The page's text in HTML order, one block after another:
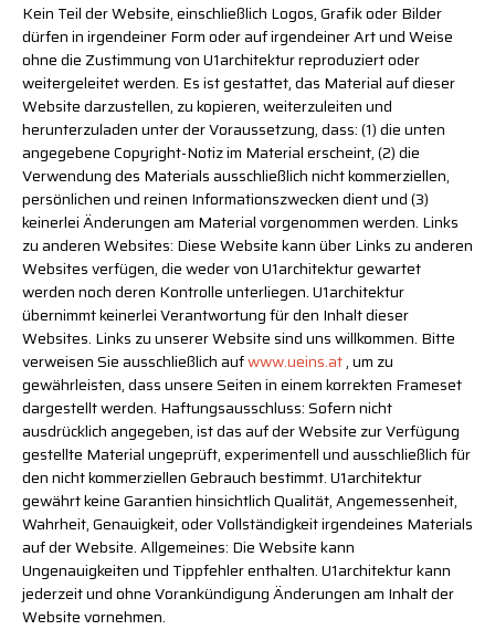
Kein Teil der Website, einschließlich Logos, Grafik oder Bilder
dürfen in irgendeiner Form oder auf irgendeiner Art und Weise
ohne die Zustimmung von U1architektur reproduziert oder
weitergeleitet werden. Es ist gestattet, das Material auf dieser
Website darzustellen, zu kopieren, weiterzuleiten und
herunterzuladen unter der Voraussetzung, dass: (1) die unten
angegebene Copyright-Notiz im Material erscheint, (2) die
Verwendung des Materials ausschließlich nicht kommerziellen,
persönlichen und reinen Informationszwecken dient und (3)
keinerlei Änderungen am Material vorgenommen werden. Links
zu anderen Websites: Diese Website kann über Links zu anderen
Websites verfügen, die weder von U1architektur gewartet
werden noch deren Kontrolle unterliegen. U1architektur
übernimmt keinerlei Verantwortung für den Inhalt dieser
Websites. Links zu unserer Website sind uns willkommen. Bitte
verweisen Sie ausschließlich aufwww.ueins.at, um zu
gewährleisten, dass unsere Seiten in einem korrekten Frameset
dargestellt werden. Haftungsausschluss: Sofern nicht
ausdrücklich angegeben, ist das auf der Website zur Verfügung
gestellte Material ungeprüft, experimentell und ausschließlich für
den nicht kommerziellen Gebrauch bestimmt. U1architektur
gewährt keine Garantien hinsichtlich Qualität, Angemessenheit,
Wahrheit, Genauigkeit, oder Vollständigkeit irgendeines Materials
auf der Website. Allgemeines: Die Website kann
Ungenauigkeiten und Tippfehler enthalten. U1architektur kann
jederzeit und ohne Vorankündigung Änderungen am Inhalt der
Website vornehmen.